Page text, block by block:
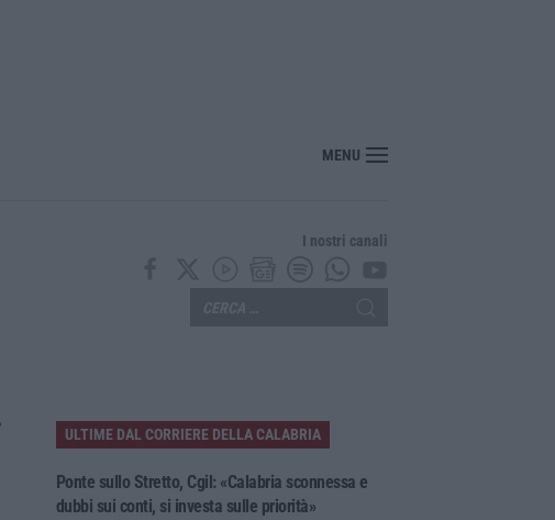
Propaganda per l’Isis e contenuti neonazisti, arrestato un 16enne
MENU
I nostri canali
ULTIME DAL CORRIERE DELLA CALABRIA
Ponte sullo Stretto, Cgil: «Calabria sconnessa e
dubbi sui conti, si investa sulle priorità»